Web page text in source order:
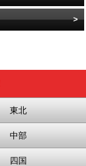
東北
中部
四国